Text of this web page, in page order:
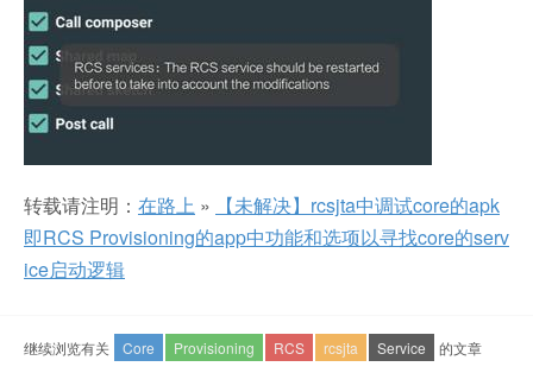
转载请注明： 在路上 »
【未解决】rcsjta中调试core的apk
即RCS Provisioning的app中功能和选项以寻找core的serv
ice启动逻辑
继续浏览有关 Core Provisioning RCS rcsjta Service 的文章